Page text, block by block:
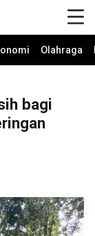
Olahraga
bagi